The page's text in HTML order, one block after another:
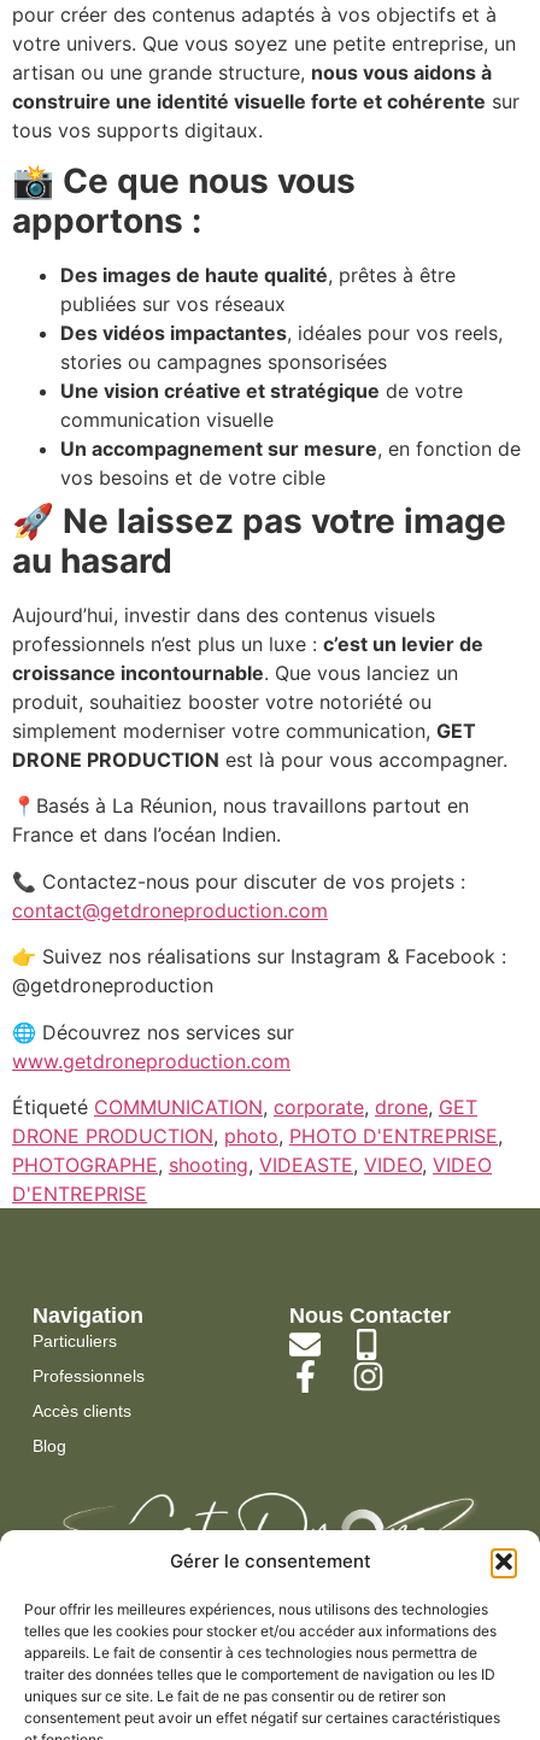
Gérer le consentement
Pour offrir les meilleures expériences, nous utilisons des technologies
telles que les cookies pour stocker et/ou accéder aux informations des
appareils. Le fait de consentir à ces technologies nous permettra de
traiter des données telles que le comportement de navigation ou les ID
uniques sur ce site. Le fait de ne pas consentir ou de retirer son
consentement peut avoir un effet négatif sur certaines caractéristiques
pour créer des contenus adaptés à vos objectifs et à
votre univers. Que vous soyez une petite entreprise, un
artisan ou une grande structure, nous vous aidons à
construire une identité visuelle forte et cohérente sur
tous vos supports digitaux.
📸 Ce que nous vous
apportons :
Des images de haute qualité, prêtes à être
publiées sur vos réseaux
Des vidéos impactantes, idéales pour vos reels,
stories ou campagnes sponsorisées
Une vision créative et stratégique de votre
communication visuelle
Un accompagnement sur mesure, en fonction de
vos besoins et de votre cible
🚀 Ne laissez pas votre image
au hasard
Aujourd’hui, investir dans des contenus visuels
professionnels n’est plus un luxe : c’est un levier de
croissance incontournable. Que vous lanciez un
produit, souhaitiez booster votre notoriété ou
simplement moderniser votre communication, GET
DRONE PRODUCTION est là pour vous accompagner.
📍Basés à La Réunion, nous travaillons partout en
France et dans l’océan Indien.
📞 Contactez-nous pour discuter de vos projets :
contact@getdroneproduction.com
👉 Suivez nos réalisations sur Instagram & Facebook :
@getdroneproduction
🌐 Découvrez nos services sur
www.getdroneproduction.com
Étiqueté COMMUNICATION, corporate, drone, GET
DRONE PRODUCTION, photo, PHOTO D'ENTREPRISE,
PHOTOGRAPHE, shooting, VIDEASTE, VIDEO, VIDEO
D'ENTREPRISE
Get Drone Production – Capturer l’essence de chaque instant,
pour des souvenirs qui durent.
Navigation
Particuliers
Professionnels
Accès clients
Blog
Nous Contacter